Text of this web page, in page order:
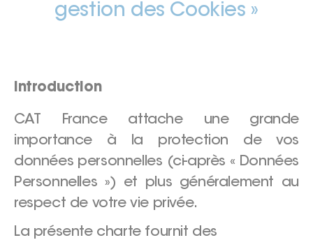
gestion des Cookies »
Introduction
CAT France attache une grande
importance à la protection de vos
données personnelles (ci-après « Données
Personnelles ») et plus généralement au
respect de votre vie privée.
La présente charte fournit des